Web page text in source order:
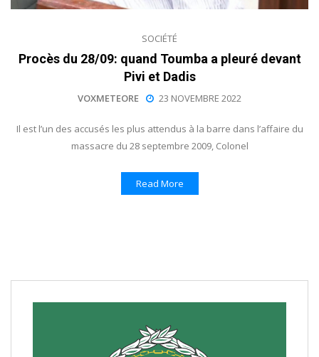
SOCIÉTÉ
Procès du 28/09: quand Toumba a pleuré devant
Pivi et Dadis
VOXMETEORE 23 NOVEMBRE 2022
Il est l’un des accusés les plus attendus à la barre dans l’affaire du
massacre du 28 septembre 2009, Colonel
Read More